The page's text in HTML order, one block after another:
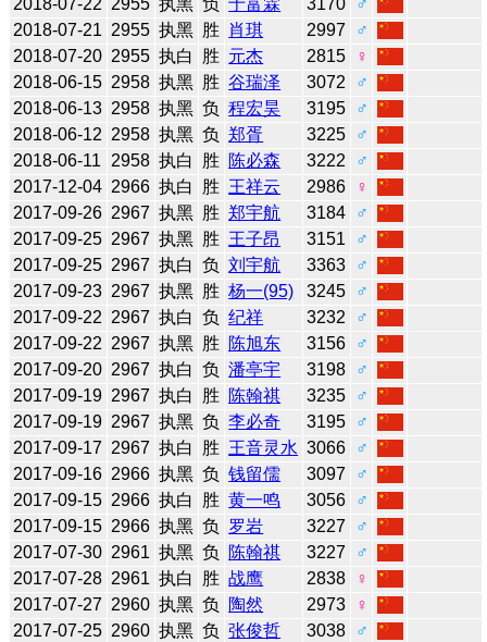
2018-07-21 2955 执黑 胜 肖琪 2997
♂
2018-07-20 2955 执白 胜 元杰 2815
♀
2018-06-15 2958 执黑 胜 谷瑞泽 3072
♂
2018-06-13 2958 执黑 负 程宏昊 3195
♂
2018-06-12 2958 执黑 负 郑胥 3225
♂
2018-06-11
2958 执白 胜 陈必森 3222
♂
2017-12-04 2966 执白 胜 王祥云 2986
♀
2017-09-26 2967 执黑 胜 郑宇航 3184
♂
2017-09-25 2967 执黑 胜 王子昂 3151
♂
2017-09-25 2967 执白 负 刘宇航 3363
♂
2017-09-23 2967 执黑 胜 杨一(95) 3245
♂
2017-09-22 2967 执白 负 纪祥 3232
♂
2017-09-22 2967 执黑 胜 陈旭东 3156
♂
2017-09-20 2967 执白 负 潘亭宇 3198
♂
2017-09-19 2967 执白 胜 陈翰祺 3235
♂
2017-09-19 2967 执黑 负 李必奇 3195
♂
2017-09-17 2967 执白 胜 王音灵水 3066
♂
2017-09-16 2966 执黑 负 钱留儒 3097
♂
2017-09-15 2966 执白 胜 黄一鸣 3056
♂
2017-09-15 2966 执黑 负 罗岩 3227
♂
2017-07-30 2961 执黑 负 陈翰祺 3227
♂
2017-07-28 2961 执白 胜 战鹰 2838
♀
2017-07-27 2960 执黑 负 陶然 2973
♀
2017-07-25 2960 执黑 负 张俊哲 3038
♂